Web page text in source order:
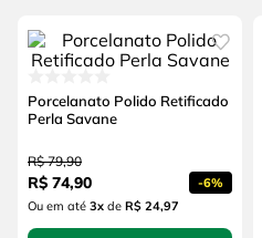
Porcelanato Polido Retificado
Perla Savane
R$ 79,90
R$ 74,90 -6%
Ou em até 3xde R$ 24,97